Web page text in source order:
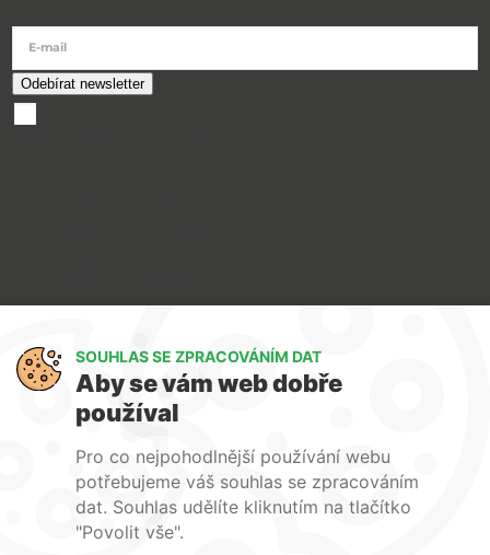
E-mail
O nás
Kontakty
SOUHLAS SE ZPRACOVÁNÍM DAT
Aby se vám web dobře
používal
Pro co nejpohodlnější používání webu
potřebujeme váš souhlas se zpracováním
dat. Souhlas udělíte kliknutím na tlačítko
"Povolit vše".